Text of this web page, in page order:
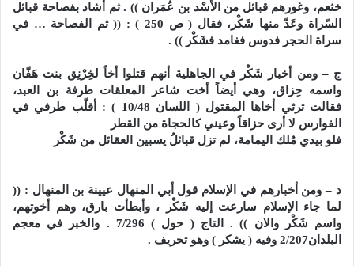
خثعم، وغورهم قبائل من الأسْد بن عُمَران )) . ثم أشاد بفصاحة قبائل
السّراة وعَدّ منها شَكْر، فقال ( ص 250 ) : (( ثم الفصاحة … في
سراة الحجر فدوس فغامد فشَكْر )) .
ج – ومن أخبار شَكْر في الجاهلية أنهم قتلوا أخاً لخِرْنِق بنت هَفّان
واسمه حِزاق، وهي أيضاً أخت شاعر المعلقات طرفة بن العبد،
فقالت ترثي أخاها المقتول ( اللسان 10/48 ) : أقلّب طرفي في
الفوارس لا أرى حزاقاً وعيني كالحجاة من القطر
فلو بيدي مُلك اليمامة، لم تزل قبائلُ يسبين العقائل من شَكْر
د – ومن أخبارهم في الإسلام قول أبي المنهال عيينة بن المنهال : ((
لما جاء الإسلام سارعت إليه شَكْر ، وأبطأت بارق، وهم أخوتهم،
واسم شَكْر والان )) . التاج ( حول ) 7/296 . والخبر في معجم
البلدان2/207 وفيه ( يشكر ) وهو تحريف .